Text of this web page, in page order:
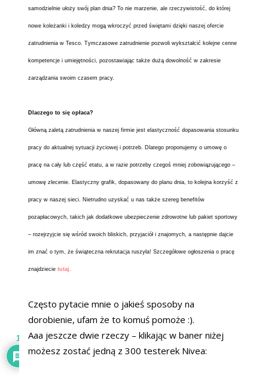
samodzielnie ułoży swój plan dnia? To nie marzenie, ale rzeczywistość, do której
nowe koleżanki i koledzy mogą wkroczyć przed świętami dzięki naszej ofercie
zatrudnienia w Tesco. Tymczasowe zatrudnienie pozwoli wykształcić kolejne cenne
kompetencje i umiejętności, pozostawiając także dużą dowolność w zakresie
zarządzania swoim czasem pracy.
Dlaczego to się opłaca?
Główną zaletą zatrudnienia w naszej firmie jest elastyczność dopasowania stosunku
pracy do aktualnej sytuacji życiowej i potrzeb. Dlatego proponujemy o umowę o
pracę na cały lub część etatu, a w razie potrzeby czegoś mniej zobowiązującego –
umowę zlecenie. Elastyczny grafik, dopasowany do planu dnia, to kolejna korzyść z
pracy w naszej sieci. Nietrudno uzyskać u nas także szereg benefitów
pozapłacowych, takich jak dodatkowe ubezpieczenie zdrowotne lub pakiet sportowy
– rozejrzyjcie się wśród swoich bliskich, przyjaciół i znajomych, a następnie dajcie
im znać o tym, że świąteczna rekrutacja ruszyła! Szczegółowe ogłoszenia o pracę
znajdziecie tutaj.
Często pytacie mnie o jakieś sposoby na
dorobienie, ufam że to komuś pomoże :).
Aaa jeszcze dwie rzeczy – klikając w baner niżej
możesz zostać jedną z 300 testerek Nivea:
1